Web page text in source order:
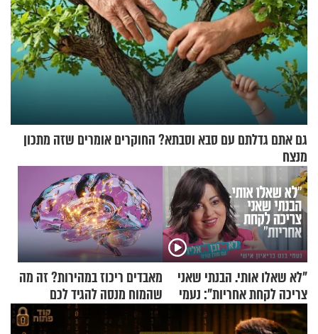
גם אתם גדלתם עם סבא וסבתא? החוקרים אומרים שזה מתכון
מנצח
"לא שאלו אותי. הבנתי שאני
צריכה לקחת אחריות": נעמי
בנט בריאיון אישי
מאבדים ריכוז במהירות? זה מה
שהמוח מנסה להגיד לכם